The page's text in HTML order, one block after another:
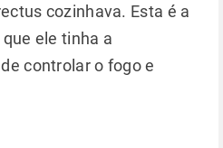
cozinhava. Esta é a
ele tinha a
controlar o fogo e